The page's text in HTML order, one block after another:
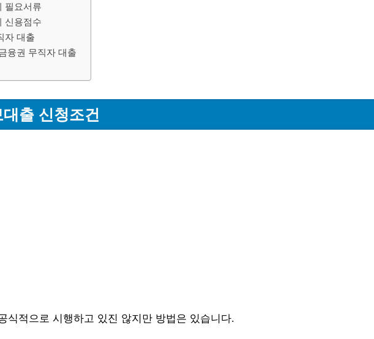
필요서류
신용점수
자 대출
융권 무직자 대출
출 신청조건
식적으로 시행하고 있진 않지만 방법은 있습니다.